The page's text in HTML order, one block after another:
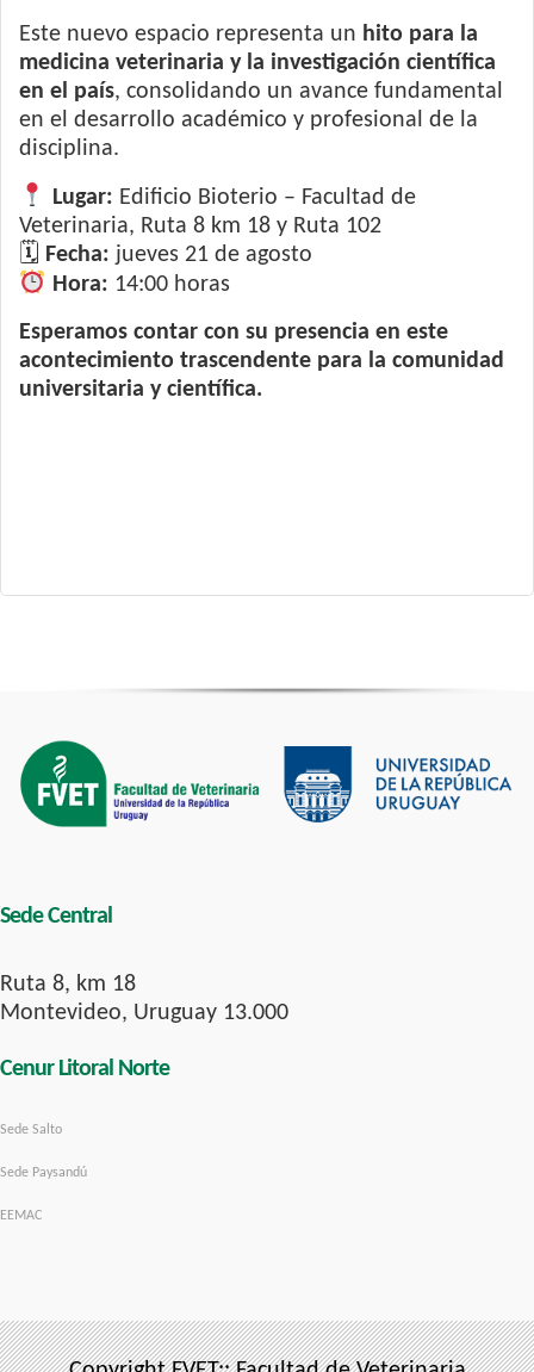
Este nuevo espacio representa un hito para la
medicina veterinaria y la investigación científica
en el país, consolidando un avance fundamental
en el desarrollo académico y profesional de la
disciplina.
Lugar: Edificio Bioterio – Facultad de
Veterinaria, Ruta 8 km 18 y Ruta 102
🗓 Fecha: jueves 21 de agosto
Hora: 14:00 horas
Esperamos contar con su presencia en este
acontecimiento trascendente para la comunidad
universitaria y científica.
Sede Central
Ruta 8, km 18
Montevideo, Uruguay 13.000
Cenur Litoral Norte
Sede Salto
Sede Paysandú
EEMAC